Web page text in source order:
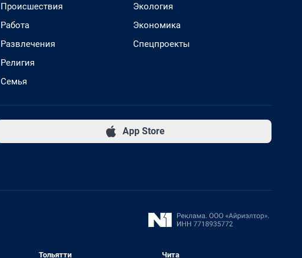
Происшествия
Работа
Развлечения
Религия
Семья
Экология
Экономика
Спецпроекты
App Store
Тольятти Чита